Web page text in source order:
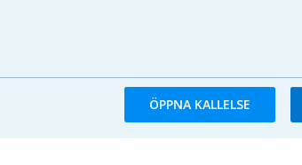
ÖPPNA KALLELSE